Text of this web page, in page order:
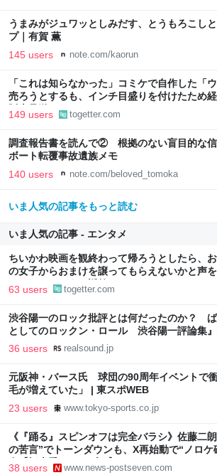
うまみがジュワッとしみだす、とうもろこし
プ｜有賀 薫
145 users note.com/kaorun
「これは知らなかった」コミケで自作した「
売ろうとするも、インチ目盛りを付けたため
販売見送りに
149 users togetter.com
調査報告書を読んで② 根拠のない盲目的な
ボート転覆事故遺族メモ
140 users note.com/beloved_tomoka
いま人気の記事をもっと読む
いま人気の記事 - エンタメ
ちいかわ映画を観終わって帰ろうとしたら、
の女子からおまけを譲ってもらえないかと声
さんはこのように返答しました
63 users togetter.com
渋谷陽一のロック批評とは何だったのか？
としてのロックン・ロール 渋谷陽一評論集
36 users realsound.jp
元阪神・バース氏 球団の90周年イベントで
毛が増えていた」 | 東スポWEB
23 users www.tokyo-sports.co.jp
《『踊る』スピンオフは完全バラシ》佐藤二
の苦言”でトーンダウンも、X再始動で“ノロケ
在【橋本愛とトラブル】
38 users www.news-postseven.com